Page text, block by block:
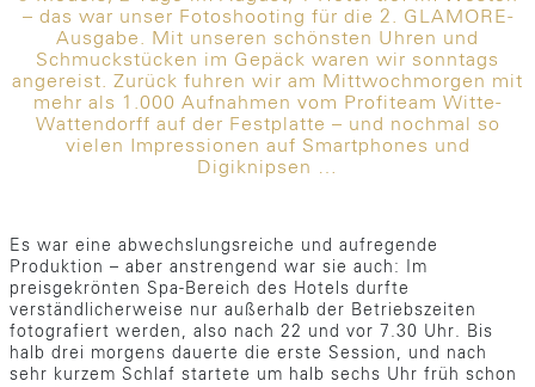
– das war unser Fotoshooting für die 2. GLAMORE-
Ausgabe. Mit unseren schönsten Uhren und
Schmuckstücken im Gepäck waren wir sonntags
angereist. Zurück fuhren wir am Mittwochmorgen mit
mehr als 1.000 Aufnahmen vom Profiteam Witte-
Wattendorff auf der Festplatte – und nochmal so
vielen Impressionen auf Smartphones und
Digiknipsen …
Es war eine abwechslungsreiche und aufregende
Produktion – aber anstrengend war sie auch: Im
preisgekrönten Spa-Bereich des Hotels durfte
verständlicherweise nur außerhalb der Betriebszeiten
fotografiert werden, also nach 22 und vor 7.30 Uhr. Bis
halb drei morgens dauerte die erste Session, und nach
sehr kurzem Schlaf startete um halb sechs Uhr früh schon